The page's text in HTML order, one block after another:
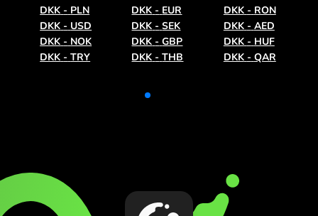
DKK - PLN DKK - EUR DKK - RON
DKK - USD DKK - SEK DKK - AED
DKK - NOK DKK - GBP DKK - HUF
DKK - TRY DKK - THB DKK - QAR